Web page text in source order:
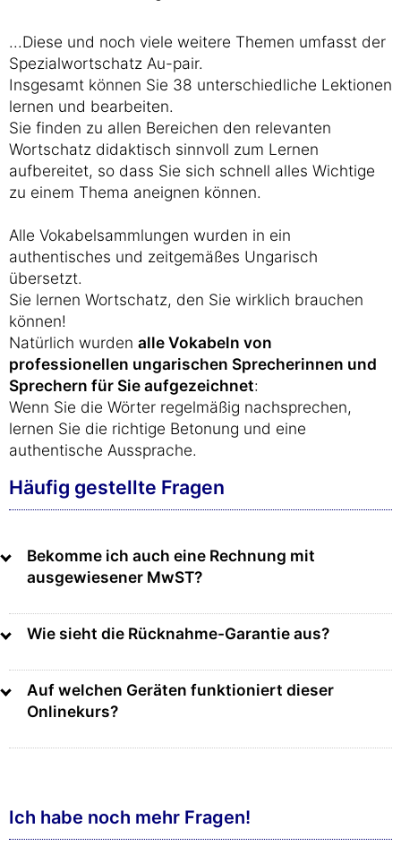
...Diese und noch viele weitere Themen umfasst der
Spezialwortschatz Au-pair.
Insgesamt können Sie 38 unterschiedliche Lektionen
lernen und bearbeiten.
Sie finden zu allen Bereichen den relevanten
Wortschatz didaktisch sinnvoll zum Lernen
aufbereitet, so dass Sie sich schnell alles Wichtige
zu einem Thema aneignen können.
Alle Vokabelsammlungen wurden in ein
authentisches und zeitgemäßes Ungarisch
übersetzt.
Sie lernen Wortschatz, den Sie wirklich brauchen
können!
Natürlich wurden alle Vokabeln von
professionellen ungarischen Sprecherinnen und
Sprechern für Sie aufgezeichnet:
Wenn Sie die Wörter regelmäßig nachsprechen,
lernen Sie die richtige Betonung und eine
authentische Aussprache.
Häufig gestellte Fragen
Bekomme ich auch eine Rechnung mit
ausgewiesener MwST?
Wie sieht die Rücknahme-Garantie aus?
Auf welchen Geräten funktioniert dieser
Onlinekurs?
Ich habe noch mehr Fragen!